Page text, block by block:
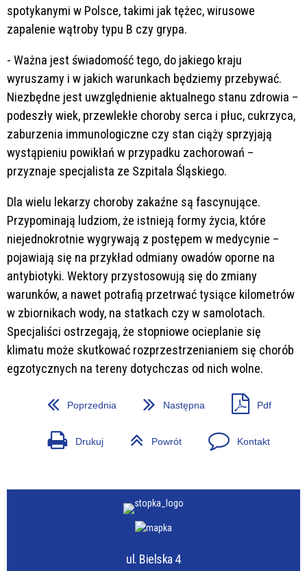
spotykanymi w Polsce, takimi jak tężec, wirusowe
zapalenie wątroby typu B czy grypa.
- Ważna jest świadomość tego, do jakiego kraju
wyruszamy i w jakich warunkach będziemy przebywać.
Niezbędne jest uwzględnienie aktualnego stanu zdrowia –
podeszły wiek, przewlekłe choroby serca i płuc, cukrzyca,
zaburzenia immunologiczne czy stan ciąży sprzyjają
wystąpieniu powikłań w przypadku zachorowań –
przyznaje specjalista ze Szpitala Śląskiego.
Dla wielu lekarzy choroby zakaźne są fascynujące.
Przypominają ludziom, że istnieją formy życia, które
niejednokrotnie wygrywają z postępem w medycynie –
pojawiają się na przykład odmiany owadów oporne na
antybiotyki. Wektory przystosowują się do zmiany
warunków, a nawet potrafią przetrwać tysiące kilometrów
w zbiornikach wody, na statkach czy w samolotach.
Specjaliści ostrzegają, że stopniowe ocieplanie się
klimatu może skutkować rozprzestrzenianiem się chorób
egzotycznych na tereny dotychczas od nich wolne.
Poprzednia Następna Pdf
Drukuj Powrót Kontakt
ul. Bielska 4